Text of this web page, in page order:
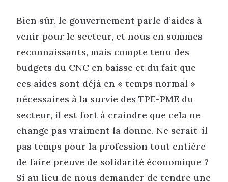
Bien sûr, le gouvernement parle d’aides à
venir pour le secteur, et nous en sommes
reconnaissants, mais compte tenu des
budgets du CNC en baisse et du fait que
ces aides sont déjà en « temps normal »
nécessaires à la survie des TPE-PME du
secteur, il est fort à craindre que cela ne
change pas vraiment la donne. Ne serait-il
pas temps pour la profession tout entière
de faire preuve de solidarité économique ?
Si au lieu de nous demander de tendre une